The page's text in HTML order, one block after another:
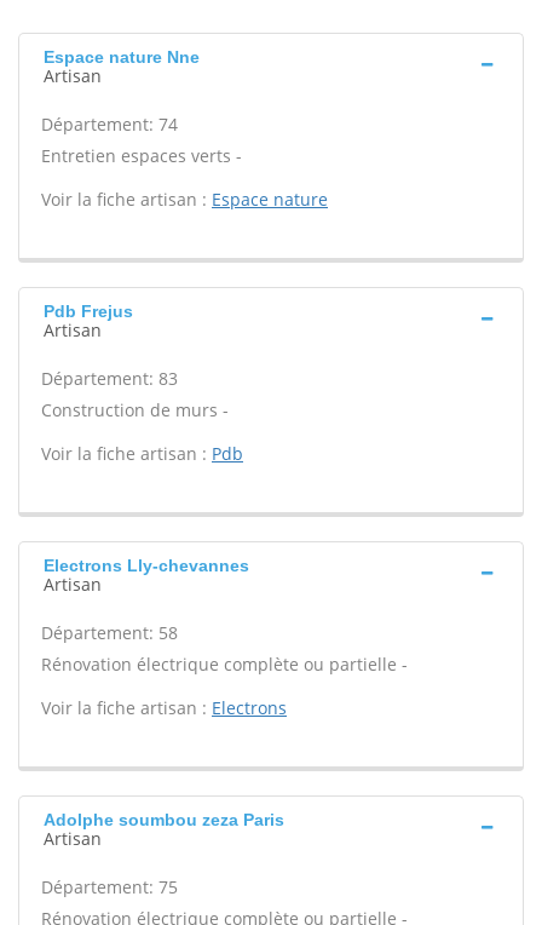
Espace nature Nne
Artisan
Département: 74
Entretien espaces verts -
Voir la fiche artisan : Espace nature
Pdb Frejus
Artisan
Département: 83
Construction de murs -
Voir la fiche artisan : Pdb
Electrons Lly-chevannes
Artisan
Département: 58
Rénovation électrique complète ou partielle -
Voir la fiche artisan : Electrons
Adolphe soumbou zeza Paris
Artisan
Département: 75
Rénovation électrique complète ou partielle -